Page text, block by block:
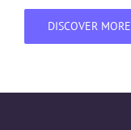
DISCOVER MORE